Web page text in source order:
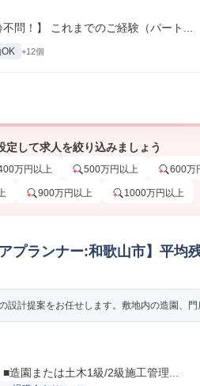
問！】 これまでのご経験（パート...
+12個
定して求人を絞り込みましょう
万円以上 500万円以上 600万
900万円以上 1000万円以上
プランナー:和歌山市】平均
設計提案をお任せします。敷地内の造園、
造園または土木1級/2級施工管理...